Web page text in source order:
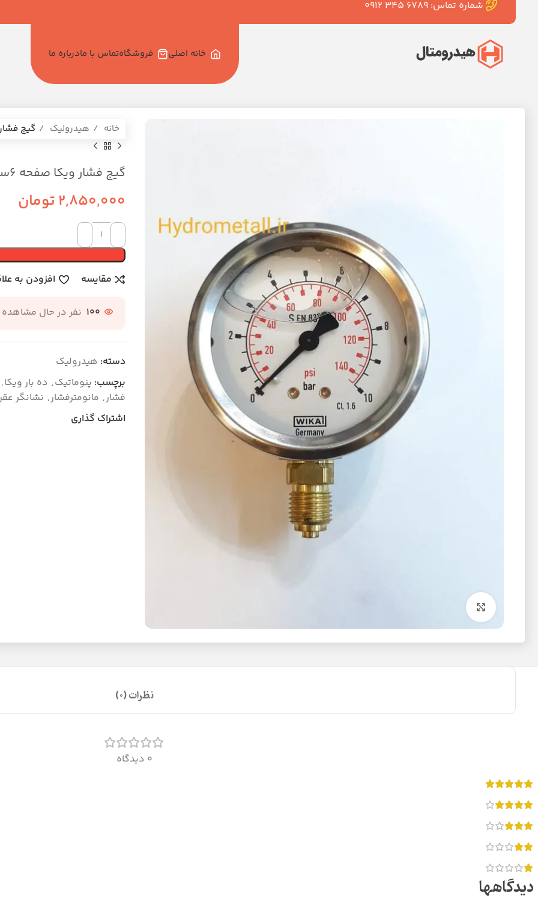
شماره تماس: ۶۷۸۹ ۳۴۵ ۰۹۱۲
خانه اصلی فروشگاهتماس با مادرباره ما
خانه هیدرولیک گیج فشار ویکا
گیج فشار ویکا صفحه ۶سانت از زیر ۱۰بار روغنی
2,850,000تومان
مقایسه افزودن به
100 نفر در حال
دسته: هیدرولیک
برچسب: پنوماتیک, ده بار ویکا,
فشار, مانومترفشار, نشانگر
اشتراک گذاری
نظرات (0)
0 دیدگاه
دیدگاهها